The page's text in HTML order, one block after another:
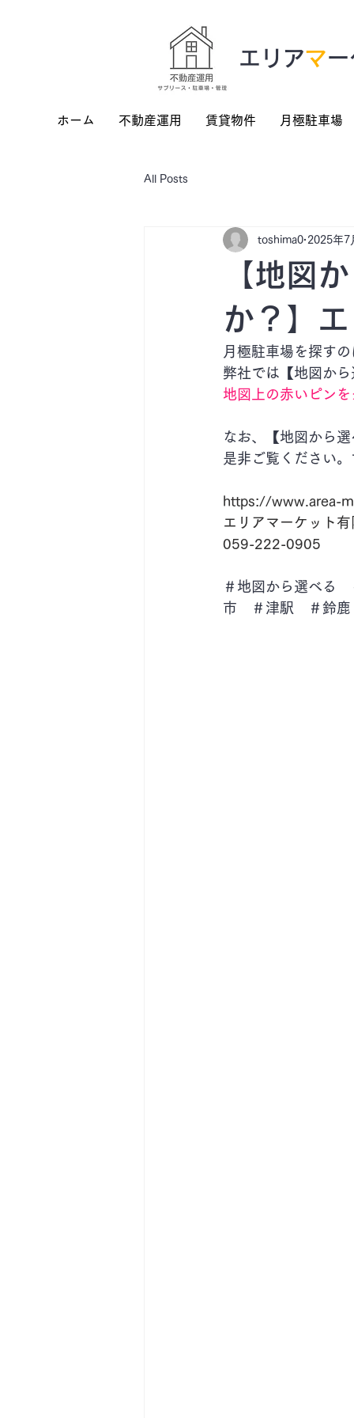
​エリアマ
ホーム 不動産運用 賃貸物件 月極駐車場
All Posts
【地図
か？】
toshima0 2025年7
月極駐車場を探す
弊社では【地図か
地図上の赤いピン
なお、【地図から
是非ご覧ください
https://www.area-
エリアマーケット
059-222-0905
＃地図から選べる
市　＃津駅　＃鈴